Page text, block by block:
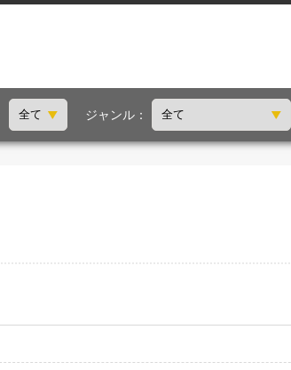
ジャンル：